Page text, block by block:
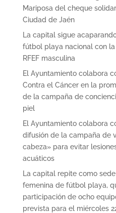
Mariposa del cheque
Ciudad de Jaén
La capital sigue
fútbol playa nacional con
RFEF masculina
El Ayuntamiento colabora
Contra el Cáncer en la
de la campaña de
piel
El Ayuntamiento colabora
difusión de la campaña de
cabeza» para evitar
acuáticos
La capital repite como
femenina de fútbol playa,
participación de ocho
prevista para el miércoles